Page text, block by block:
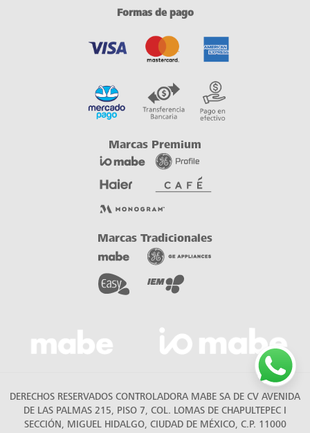
Formas de pago
DERECHOS RESERVADOS CONTROLADORA MABE SA DE CV AVENIDA
DE LAS PALMAS 215, PISO 7, COL. LOMAS DE CHAPULTEPEC I
SECCIÓN, MIGUEL HIDALGO, CIUDAD DE MÉXICO, C.P. 11000